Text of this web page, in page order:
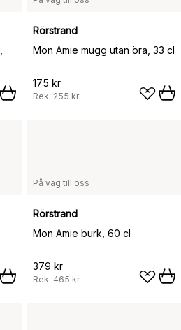
Rörstrand
Mon Amie mugg utan öra, 33 cl
175 kr
Rek. 255 kr
På väg till oss
Rörstrand
Mon Amie burk, 60 cl
379 kr
Rek. 465 kr